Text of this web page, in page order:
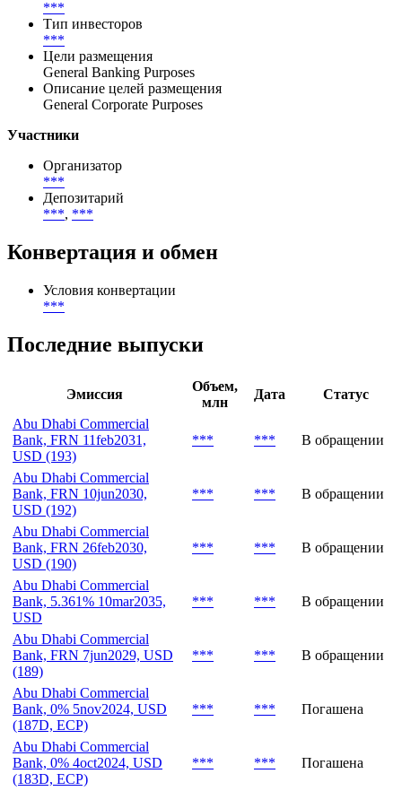
***
Тип инвесторов
***
Цели размещения
General Banking Purposes
Описание целей размещения
General Corporate Purposes
Участники
Организатор
***
Депозитарий
***, ***
Конвертация и обмен
Условия конвертации
***
Последние выпуски
Эмиссия
Объем,
млн
Дата
Статус
Abu Dhabi Commercial
Bank, FRN 11feb2031,
USD (193)
*** *** В обращении
Abu Dhabi Commercial
Bank, FRN 10jun2030,
USD (192)
*** *** В обращении
Abu Dhabi Commercial
Bank, FRN 26feb2030,
USD (190)
*** *** В обращении
Abu Dhabi Commercial
Bank, 5.361% 10mar2035,
USD
*** *** В обращении
Abu Dhabi Commercial
Bank, FRN 7jun2029, USD
(189)
*** *** В обращении
Abu Dhabi Commercial
Bank, 0% 5nov2024, USD
(187D, ECP)
*** *** Погашена
Abu Dhabi Commercial
Bank, 0% 4oct2024, USD
(183D, ECP)
*** *** Погашена